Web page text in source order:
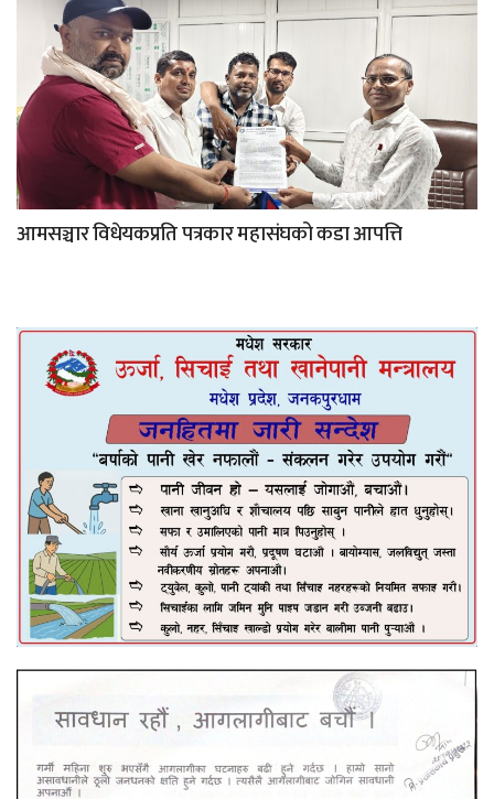
आमसञ्चार विधेयकप्रति पत्रकार महासंघको कडा आपत्ति